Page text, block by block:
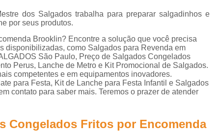
Lanche
Salgados Congelados Assados por
Salgados Congelados Festa
Salgados Congelados Fritos por
Salgados Congelados para Festa
Salgados Congelados para Festas por
Salgados de Aniversário Infantil
dos Salgados trabalha para preparar salgadinhos e
por seus produtos.
Brooklin? Encontre a solução que você precisa
disponibilizadas, como Salgados para Revenda em
São Paulo, Preço de Salgados Congelados
Perus, Lanche de Metro e Kit Promocional de Salgados.
competentes e em equipamentos inovadores.
para Festa, Kit de Lanche para Festa Infantil e Salgados
contato para saber mais. Teremos o prazer de atender
Congelados Fritos por Encomenda